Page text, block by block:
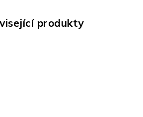
produkty